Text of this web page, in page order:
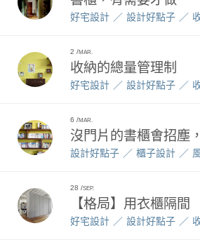
好宅設計 設計好點子
2 MAR.
收納的總量管理制
好宅設計 設計好點子
6 MAR.
沒門片的書櫃㑹招塵
設計好點子 櫃子設計
28 SEP.
【格局】用衣櫃隔間
好宅設計 設計好點子